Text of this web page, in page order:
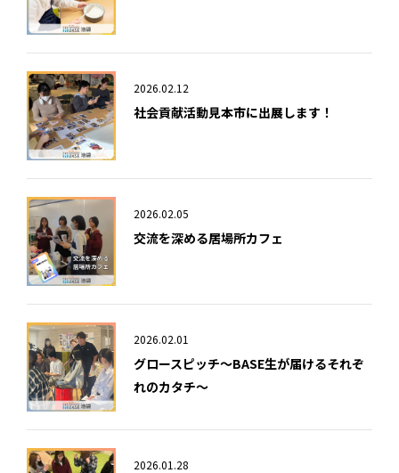
2026.02.12
社会貢献活動見本市に出展します！
2026.02.05
交流を深める居場所カフェ
2026.02.01
グロースピッチ～BASE生が届けるそれぞ
れのカタチ～
2026.01.28